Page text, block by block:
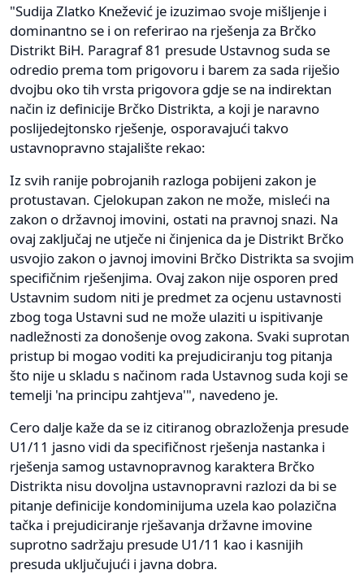
"Sudija Zlatko Knežević je izuzimao svoje mišljenje i
dominantno se i on referirao na rješenja za Brčko
Distrikt BiH. Paragraf 81 presude Ustavnog suda se
odredio prema tom prigovoru i barem za sada riješio
dvojbu oko tih vrsta prigovora gdje se na indirektan
način iz definicije Brčko Distrikta, a koji je naravno
poslijedejtonsko rješenje, osporavajući takvo
ustavnopravno stajalište rekao:
Iz svih ranije pobrojanih razloga pobijeni zakon je
protustavan. Cjelokupan zakon ne može, misleći na
zakon o državnoj imovini, ostati na pravnoj snazi. Na
ovaj zaključaj ne utječe ni činjenica da je Distrikt Brčko
usvojio zakon o javnoj imovini Brčko Distrikta sa svojim
specifičnim rješenjima. Ovaj zakon nije osporen pred
Ustavnim sudom niti je predmet za ocjenu ustavnosti
zbog toga Ustavni sud ne može ulaziti u ispitivanje
nadležnosti za donošenje ovog zakona. Svaki suprotan
pristup bi mogao voditi ka prejudiciranju tog pitanja
što nije u skladu s načinom rada Ustavnog suda koji se
temelji 'na principu zahtjeva'", navedeno je.
Cero dalje kaže da se iz citiranog obrazloženja presude
U1/11 jasno vidi da specifičnost rješenja nastanka i
rješenja samog ustavnopravnog karaktera Brčko
Distrikta nisu dovoljna ustavnopravni razlozi da bi se
pitanje definicije kondominijuma uzela kao polazična
tačka i prejudiciranje rješavanja državne imovine
suprotno sadržaju presude U1/11 kao i kasnijih
presuda uključujući i javna dobra.